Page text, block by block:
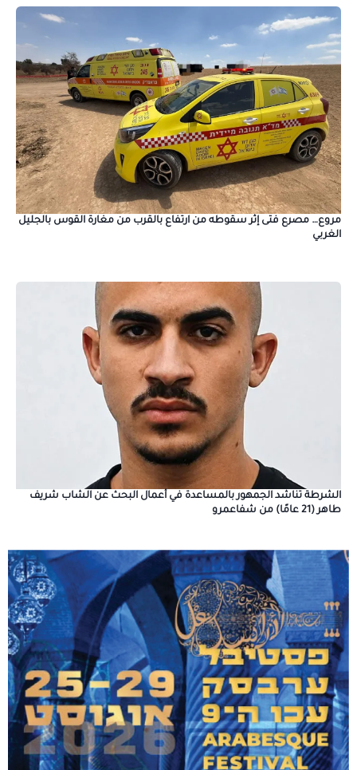
مروع… مصرع فتى إثر سقوطه من ارتفاع بالقرب من مغارة القوس بالجليل
الغربي
الشرطة تناشد الجمهور بالمساعدة في أعمال البحث عن الشاب شريف
طاهر (21 عامًا) من شفاعمرو